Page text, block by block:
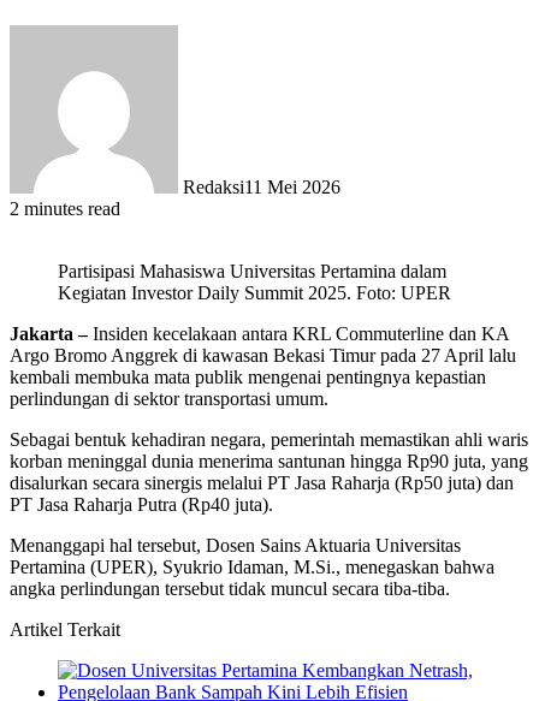
Redaksi11 Mei 2026
2 minutes read
Partisipasi Mahasiswa Universitas Pertamina dalam
Kegiatan Investor Daily Summit 2025. Foto: UPER
Jakarta –Insiden kecelakaan antara KRL Commuterline dan KA
Argo Bromo Anggrek di kawasan Bekasi Timur pada 27 April lalu
kembali membuka mata publik mengenai pentingnya kepastian
perlindungan di sektor transportasi umum.
Sebagai bentuk kehadiran negara, pemerintah memastikan ahli waris
korban meninggal dunia menerima santunan hingga Rp90 juta, yang
disalurkan secara sinergis melalui PT Jasa Raharja (Rp50 juta) dan
PT Jasa Raharja Putra (Rp40 juta).
Menanggapi hal tersebut, Dosen Sains Aktuaria Universitas
Pertamina (UPER), Syukrio Idaman, M.Si., menegaskan bahwa
angka perlindungan tersebut tidak muncul secara tiba-tiba.
Artikel Terkait